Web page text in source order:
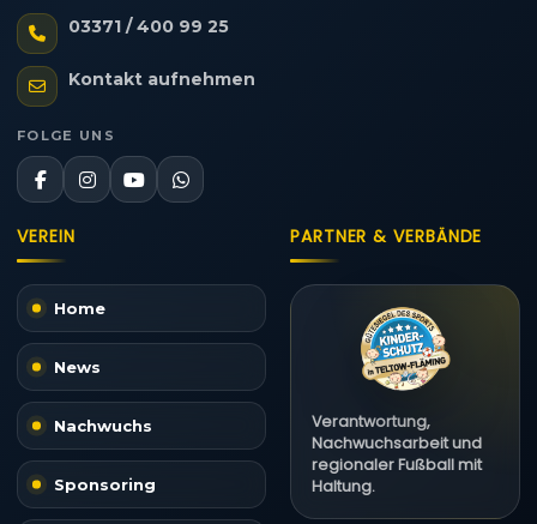
03371 / 400 99 25
Kontakt aufnehmen
FOLGE UNS
VEREIN
Home
News
Nachwuchs
Sponsoring
PARTNER & VERBÄNDE
Verantwortung,
Nachwuchsarbeit und
regionaler Fußball mit
Haltung.